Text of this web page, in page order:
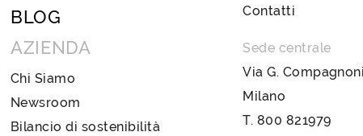
BLOG
AZIENDA
Chi Siamo
Newsroom
Bilancio di sostenibilità
Contatti
Sede centrale
Via G.
Milano
T. 800 821979